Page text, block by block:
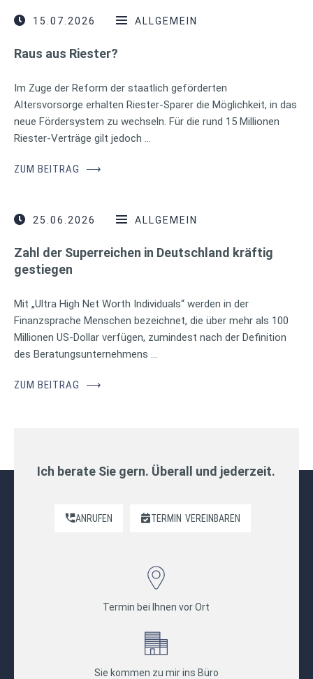
15.07.2026 ALLGEMEIN
Raus aus Riester?
Im Zuge der Reform der staatlich geförderten
Altersvorsorge erhalten Riester-Sparer die Möglichkeit, in das
neue Fördersystem zu wechseln. Für die rund 15 Millionen
Riester-Verträge gilt jedoch …
ZUM BEITRAG ⟶
25.06.2026 ALLGEMEIN
Zahl der Superreichen in Deutschland kräftig
gestiegen
Mit „Ultra High Net Worth Individuals“ werden in der
Finanzsprache Menschen bezeichnet, die über mehr als 100
Millionen US-Dollar verfügen, zumindest nach der Definition
des Beratungsunternehmens …
ZUM BEITRAG ⟶
Ich berate Sie gern. Überall und jederzeit.
ANRUFEN TERMIN VEREINBAREN
Termin bei Ihnen vor Ort
Sie kommen zu mir ins Büro